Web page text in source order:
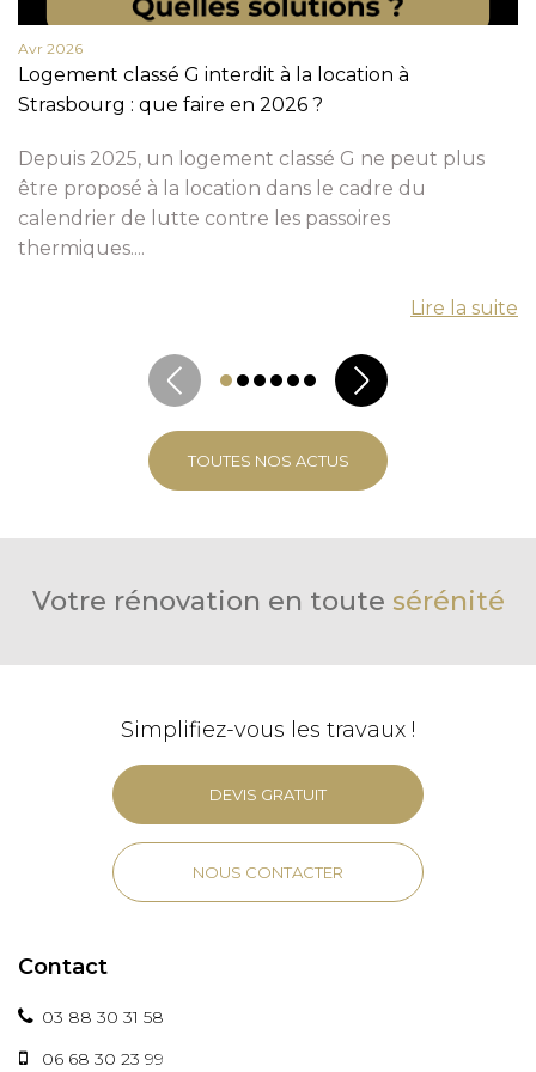
Avr 2026
Logement classé G interdit à la location à
Strasbourg : que faire en 2026 ?
Depuis 2025, un logement classé G ne peut plus
être proposé à la location dans le cadre du
calendrier de lutte contre les passoires
thermiques....
Lire la suite
TOUTES NOS ACTUS
Votre rénovation en toute sérénité
Simplifiez-vous les travaux !
DEVIS GRATUIT
NOUS CONTACTER
Contact
03 88 30 31 58
06 68 30 23 99